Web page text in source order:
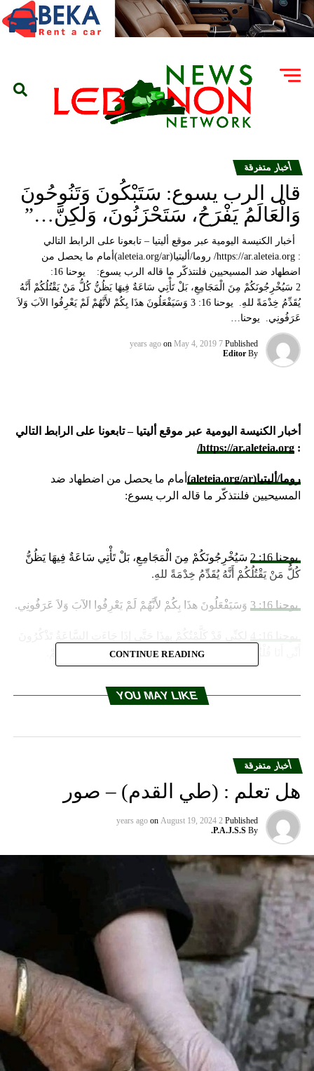
أخبار متفرقة
قال الرب يسوع: سَتَبْكُونَ وَتَنُوحُونَ
وَالْعَالَمُ يَفْرَحُ، سَتَحْزَنُونَ، وَلكِنَّ…”
أخبار الكنيسة اليومية عبر موقع أليتيا – تابعونا على الرابط التالي
: https://ar.aleteia.org/ روما/أليتيا(aleteia.org/ar)أمام ما يحصل من
اضطهاد ضد المسيحيين فلنتذكّر ما قاله الرب يسوع: يوحنا 16:
2 سَيُخْرِجُونَكُمْ مِنَ الْمَجَامِعِ، بَلْ تَأْتِي سَاعَةٌ فِيهَا يَظُنُّ كُلُّ مَنْ يَقْتُلُكُمْ أَنَّهُ
يُقَدِّمُ خِدْمَةً للهِ. يوحنا 16: 3 وَسَيَفْعَلُونَ هذَا بِكُمْ لأَنَّهُمْ لَمْ يَعْرِفُوا الآبَ وَلاَ
عَرَفُونِي. يوحنا…
Published
7 years ago
on May 4, 2019
By
Editor
أخبار الكنيسة اليومية عبر موقع أليتيا – تابعونا على الرابط التالي
:
https://ar.aleteia.org/
روما/أليتيا(aleteia.org/ar)
أمام ما يحصل من اضطهاد ضد
المسيحيين فلنتذكّر ما قاله الرب يسوع:
يوحنا 16: 2
سَيُخْرِجُونَكُمْ مِنَ الْمَجَامِعِ، بَلْ تَأْتِي سَاعَةٌ فِيهَا يَظُنُّ
كُلُّ مَنْ يَقْتُلُكُمْ أَنَّهُ يُقَدِّمُ خِدْمَةً للهِ.
يوحنا 16: 3 وَسَيَفْعَلُونَ هذَا بِكُمْ لأَنَّهُمْ لَمْ يَعْرِفُوا الآبَ وَلاَ عَرَفُونِي.
أَنِّي أَنَا قُلْتُهُ لَكُمْ. وَلَمْ أَقُلْ لَكُمْ مِنَ الْبِدَايَةِ لأَنِّي كُنْتُ مَعَكُمْ.
جَمِيعِ الْحَقِّ، لأَنَّهُ لاَ يَتَكَلَّمُ مِنْ نَفْسِهِ، بَلْ كُلُّ مَا يَسْمَعُ يَتَكَلَّمُ بِهِ،
وَالْعَالَمُ يَفْرَحُ. أَنْتُمْ سَتَحْزَنُونَ، وَلكِنَّ حُزْنَكُمْ يَتَحَوَّلُ إِلَى فَرَحٍ.
انضمّوا إلى هذه الصفحة التابعة لأليتيا لتصلكم أخبار اضطهادات
المسيحيين في الشرق والعالم:
ALETEIA
العودة الى الصفحة الرئيسية
RELATED TOPICS:
UP
بينها سيدة لبنان…بالصور: ٨ أعياد مريميّة حول العالم خلال
أيار
CONTINUE READING
YOU MAY LIKE
أخبار متفرقة
هل تعلم : (طي القدم) – صور
Published
2 years ago
on August 19, 2024
By
P.A.J.S.S.